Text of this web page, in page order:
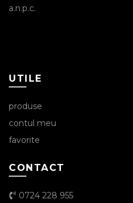
a.n.p.c.
UTILE
produse
contul meu
favorite
CONTACT
0724 228 955